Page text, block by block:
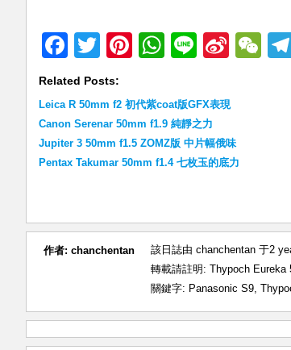
Facebook
TwitterPinterest
WhatsApp
LineSina
Related Posts:
Leica R 50mm f2 初代紫coat版GFX表現
Canon Serenar 50mm f1.9 純靜之力
Jupiter 3 50mm f1.5 ZOMZ版 中片幅俄味
Pentax Takumar 50mm f1.4 七枚玉的底力
作者: chanchentan 該日誌由 chanchentan 于2
轉載請註明: Thypoch Eureka
關鍵字: Panasonic S9,